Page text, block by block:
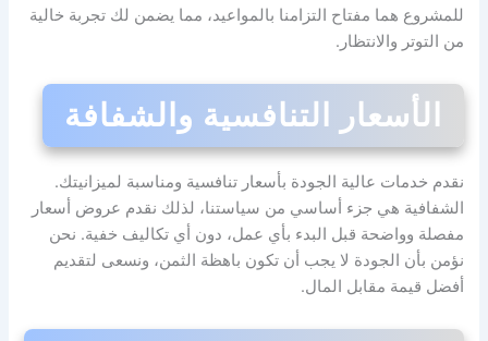
للمشروع هما مفتاح التزامنا بالمواعيد، مما يضمن لك تجربة خالية
من التوتر والانتظار.
الأسعار التنافسية والشفافة
نقدم خدمات عالية الجودة بأسعار تنافسية ومناسبة لميزانيتك.
الشفافية هي جزء أساسي من سياستنا، لذلك نقدم عروض أسعار
مفصلة وواضحة قبل البدء بأي عمل، دون أي تكاليف خفية. نحن
نؤمن بأن الجودة لا يجب أن تكون باهظة الثمن، ونسعى لتقديم
أفضل قيمة مقابل المال.